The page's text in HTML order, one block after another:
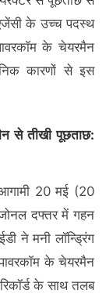
के उच्च पदस्थ
के चेयरमैन
कारणों से इस
से तीखी पूछताछ:
20 मई (20
जोनल दफ्तर में गहन
ने मनी लॉन्ड्रिंग
के चेयरमैन
के साथ तलब